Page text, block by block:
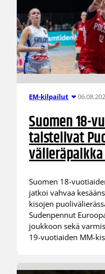
EM-kilpailut
Suomen 18-
taistelivat
Suomen 18-
jatkoi vahvaa
kisojen
Sudenpennut
joukkoon sekä
19-vuotiaiden MM-